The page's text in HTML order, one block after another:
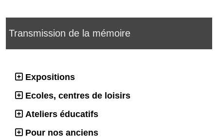
Transmission de la mémoire
Expositions
Ecoles, centres de loisirs
Ateliers éducatifs
Pour nos anciens